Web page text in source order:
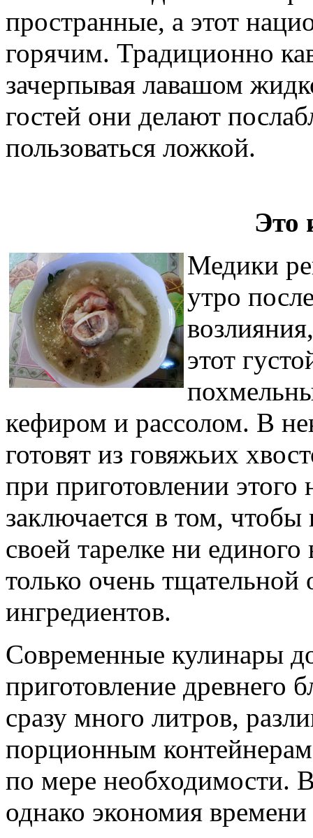
пространные, а этот
горячим. Традиционно
зачерпывая лавашом
гостей они делают
пользоваться ложкой.
Это
Медики
утро
этот
кефиром и рассолом. В
готовят из говяжьих
при приготовлении
заключается в том,
своей тарелке ни
только очень
ингредиентов.
Современные кулинары
приготовление древнего
сразу много литров,
порционным
по мере необходимости.
однако экономия